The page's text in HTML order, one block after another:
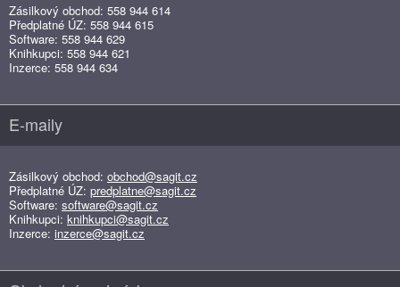
Zásilkový obchod: 558 944 614
Předplatné ÚZ: 558 944 615
Software: 558 944 629
Knihkupci: 558 944 621
Inzerce: 558 944 634
E-maily
Zásilkový obchod: obchod@sagit.cz
Předplatné ÚZ: predplatne@sagit.cz
Software: software@sagit.cz
Knihkupci: knihkupci@sagit.cz
Inzerce: inzerce@sagit.cz